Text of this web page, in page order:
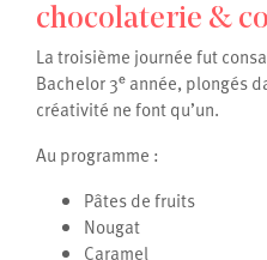
chocolaterie &
La troisième journée fut
Bachelor 3ᵉ année, plongés
créativité ne font qu’un.
Au programme :
Pâtes de fruits
Nougat
Caramel